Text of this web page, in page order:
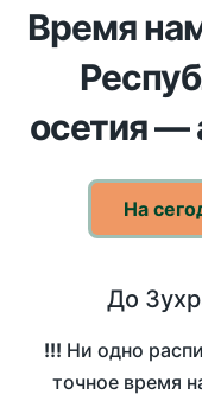
Время
осетия —
На
До
!!! Ни одно
точное время